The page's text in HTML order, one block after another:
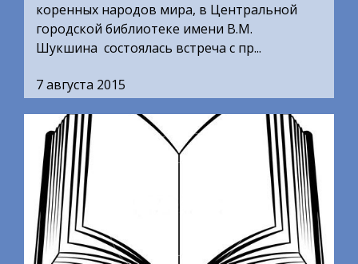
коренных народов мира, в Центральной
городской библиотеке имени В.М.
Шукшина состоялась встреча с пр...
7 августа 2015